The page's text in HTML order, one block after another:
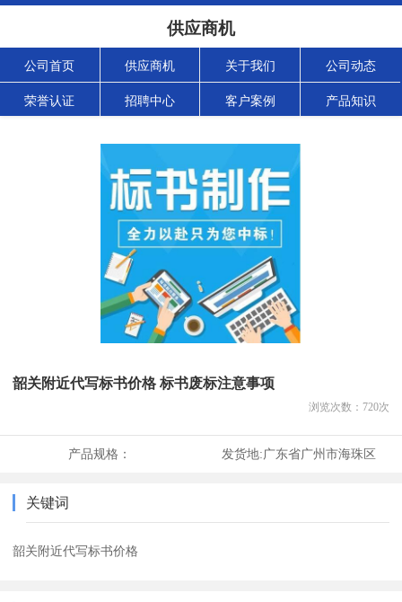
供应商机
公司首页 供应商机 关于我们 公司动态
荣誉认证 招聘中心 客户案例 产品知识
韶关附近代写标书价格 标书废标注意事项
浏览次数： 720次
产品规格： 发货地:广东省广州市海珠区
关键词
韶关附近代写标书价格